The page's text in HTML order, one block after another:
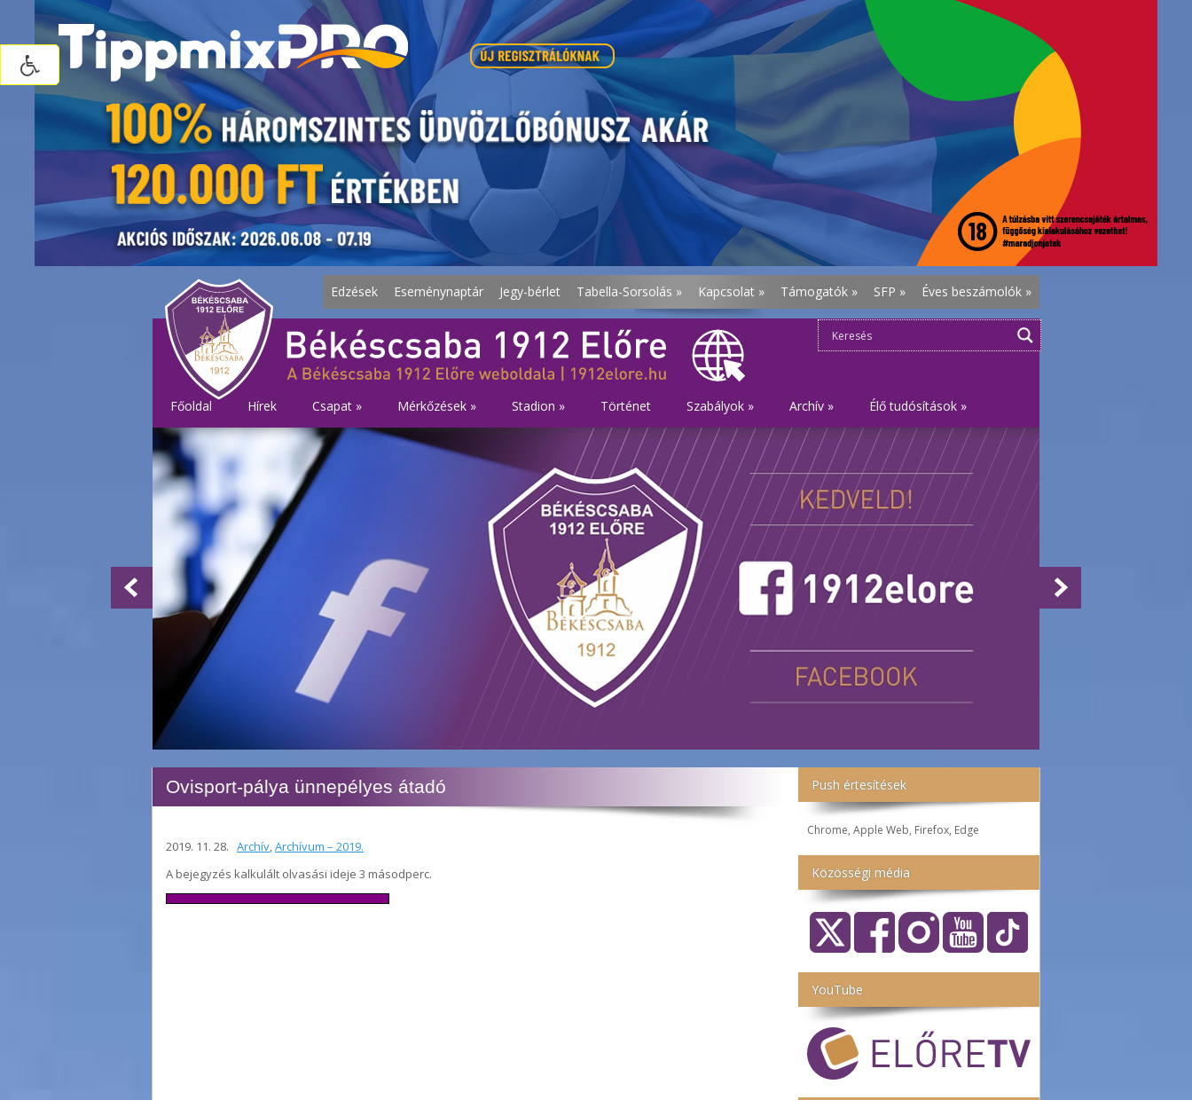
Edzések Eseménynaptár Jegy-bérlet Tabella-Sorsolás » Kapcsolat » Támogatók » SFP » Éves beszámolók »
Főoldal Hírek Csapat » Mérkőzések » Stadion » Történet Szabályok » Archív » Élő tudósítások »
Push értesítések
Chrome, Apple Web, Firefox, Edge
Közösségi média
YouTube
Ovisport-pálya ünnepélyes átadó
2019. 11. 28. Archív,Archívum – 2019.
A bejegyzés kalkulált olvasási ideje 3 másodperc.